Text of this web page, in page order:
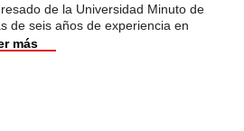
de la Universidad Minuto de
de seis años de experiencia en
más